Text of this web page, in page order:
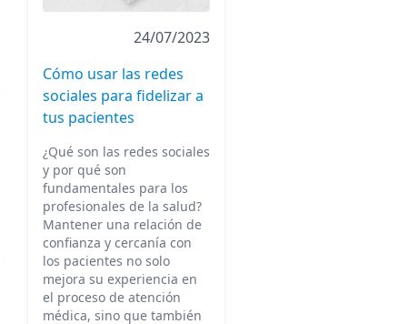
24/07/2023
Cómo usar las redes
sociales para fidelizar a
tus pacientes
¿Qué son las redes sociales
y por qué son
fundamentales para los
profesionales de la salud?
Mantener una relación de
confianza y cercanía con
los pacientes no solo
mejora su experiencia en
el proceso de atención
médica, sino que también